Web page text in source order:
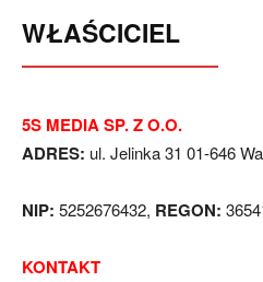
WŁAŚCICIEL
5S MEDIA SP. Z O.O.
ADRES: ul. Jelinka 31 01-646
NIP: 5252676432, REGON:
KONTAKT